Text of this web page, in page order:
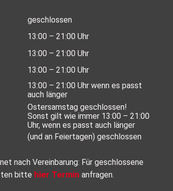
geschlossen
13:00 – 21:00 Uhr
13:00 – 21:00 Uhr
13:00 – 21:00 Uhr
13:00 – 21:00 Uhr wenn es passt
auch länger
Ostersamstag geschlossen!
Sonst gilt wie immer 13:00 – 21:00
Uhr, wenn es passt auch länger
(und an Feiertagen) geschlossen
nach Vereinbarung: Für geschlossene
bitte hier Termin anfragen.